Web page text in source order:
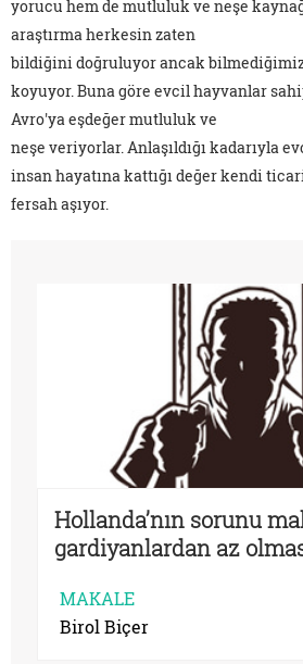
yorucu hem de mutluluk ve neşe
araştırma herkesin zaten
bildiğini doğruluyor ancak
koyuyor. Buna göre evcil hayvanlar
Avro'ya eşdeğer mutluluk ve
neşe veriyorlar. Anlaşıldığı kadarıyla
insan hayatına kattığı değer kendi
fersah aşıyor.
Hollanda’nın sorunu
gardiyanlardan az
MAKALE
Birol Biçer